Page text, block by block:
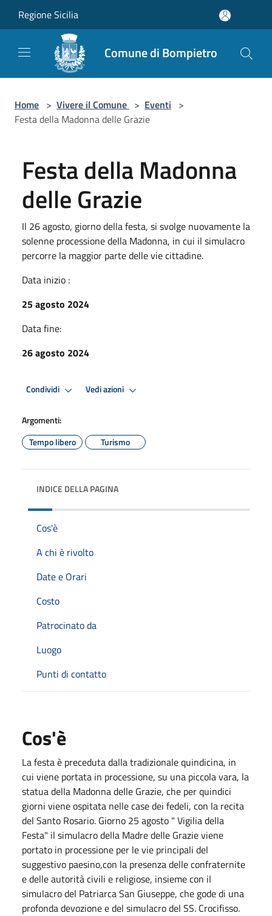
Regione Sicilia
Comune di Bompietro
Home > Vivere il Comune > Eventi >
Festa della Madonna delle Grazie
Festa della Madonna
delle Grazie
Il 26 agosto, giorno della festa, si svolge nuovamente la
solenne processione della Madonna, in cui il simulacro
percorre la maggior parte delle vie cittadine.
Data inizio :
25 agosto 2024
Data fine:
26 agosto 2024
Condividi Vedi azioni
Argomenti:
Tempo libero
Turismo
INDICE DELLA PAGINA
Cos'è
A chi è rivolto
Date e Orari
Costo
Patrocinato da
Luogo
Punti di contatto
Cos'è
La festa è preceduta dalla tradizionale quindicina, in
cui viene portata in processione, su una piccola vara, la
statua della Madonna delle Grazie, che per quindici
giorni viene ospitata nelle case dei fedeli, con la recita
del Santo Rosario. Giorno 25 agosto " Vigilia della
Festa" il simulacro della Madre delle Grazie viene
portato in processione per le vie principali del
suggestivo paesino,con la presenza delle confraternite
e delle autorità civili e religiose, insieme con il
simulacro del Patriarca San Giuseppe, che gode di una
profonda devozione e del simulacro del SS. Crocifisso.